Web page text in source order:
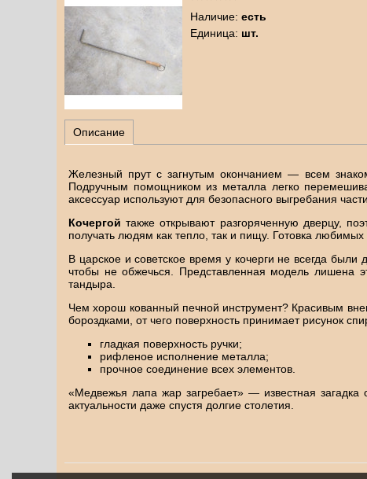
Наличие: есть
Единица: шт.
Описание
Железный прут с загнутым окончанием — всем
Подручным помощником из металла легко
аксессуар используют для безопасного выгребания
Кочергойтакже открывают разгоряченную дверцу,
получать людям как тепло, так и пищу. Готовка
В царское и советское время у кочерги не всегда
чтобы не обжечься. Представленная модель лишена
тандыра.
Чем хорош кованный печной инструмент? Красивым
бороздками, от чего поверхность принимает рисунок
гладкая поверхность ручки;
рифленое исполнение металла;
прочное соединение всех элементов.
«Медвежья лапа жар загребает» — известная
актуальности даже спустя долгие столетия.